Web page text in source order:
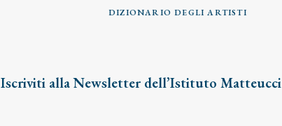
DIZIONARIO DEGLI ARTISTI
Iscriviti alla Newsletter dell’Istituto Matteucci